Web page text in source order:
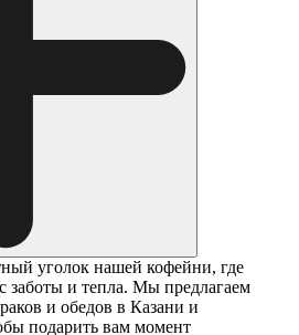
уголок нашей кофейни, где
заботы и тепла. Мы предлагаем
и обедов в Казани и
подарить вам момент